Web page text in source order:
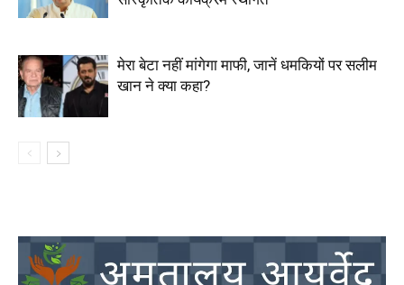
मेरा बेटा नहीं मांगेगा माफी, जानें धमकियों पर सलीम
खान ने क्या कहा?